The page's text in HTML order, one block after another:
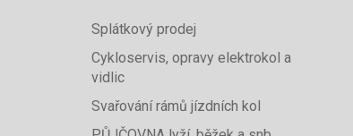
Splátkový prodej
Cykloservis, opravy elektrokol a
vidlic
Svařování rámů jízdních kol